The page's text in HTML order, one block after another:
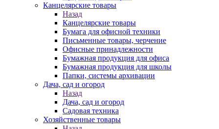
Канцелярские товары
Назад
Канцелярские товары
Бумага для офисной техники
Письменные товары, черчение
Офисные принадлежности
Бумажная продукция для офиса
Бумажная продукция для школы
Папки, системы архивации
Дача, сад и огород
Назад
Дача, сад и огород
Садовая техника
Хозяйственные товары